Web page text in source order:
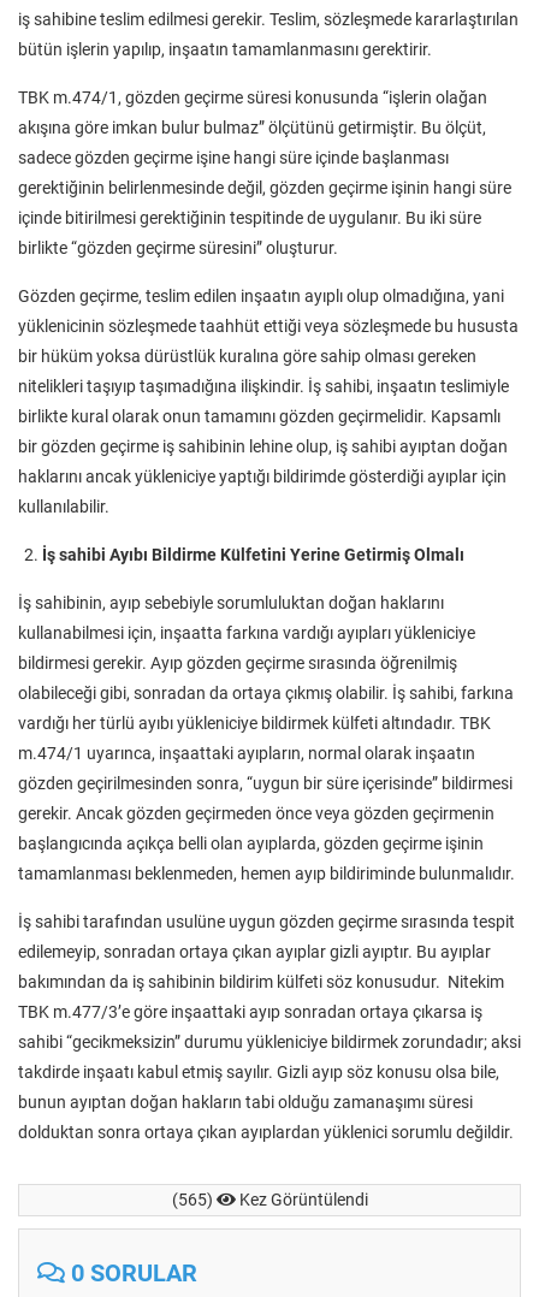
iş sahibine teslim edilmesi gerekir. Teslim, sözleşmede kararlaştırılan
bütün işlerin yapılıp, inşaatın tamamlanmasını gerektirir.
TBK m.474/1, gözden geçirme süresi konusunda “işlerin olağan
akışına göre imkan bulur bulmaz” ölçütünü getirmiştir. Bu ölçüt,
sadece gözden geçirme işine hangi süre içinde başlanması
gerektiğinin belirlenmesinde değil, gözden geçirme işinin hangi süre
içinde bitirilmesi gerektiğinin tespitinde de uygulanır. Bu iki süre
birlikte “gözden geçirme süresini” oluşturur.
Gözden geçirme, teslim edilen inşaatın ayıplı olup olmadığına, yani
yüklenicinin sözleşmede taahhüt ettiği veya sözleşmede bu hususta
bir hüküm yoksa dürüstlük kuralına göre sahip olması gereken
nitelikleri taşıyıp taşımadığına ilişkindir. İş sahibi, inşaatın teslimiyle
birlikte kural olarak onun tamamını gözden geçirmelidir. Kapsamlı
bir gözden geçirme iş sahibinin lehine olup, iş sahibi ayıptan doğan
haklarını ancak yükleniciye yaptığı bildirimde gösterdiği ayıplar için
kullanılabilir.
İş sahibi Ayıbı Bildirme Külfetini Yerine Getirmiş Olmalı
İş sahibinin, ayıp sebebiyle sorumluluktan doğan haklarını
kullanabilmesi için, inşaatta farkına vardığı ayıpları yükleniciye
bildirmesi gerekir. Ayıp gözden geçirme sırasında öğrenilmiş
olabileceği gibi, sonradan da ortaya çıkmış olabilir. İş sahibi, farkına
vardığı her türlü ayıbı yükleniciye bildirmek külfeti altındadır. TBK
m.474/1 uyarınca, inşaattaki ayıpların, normal olarak inşaatın
gözden geçirilmesinden sonra, “uygun bir süre içerisinde” bildirmesi
gerekir. Ancak gözden geçirmeden önce veya gözden geçirmenin
başlangıcında açıkça belli olan ayıplarda, gözden geçirme işinin
tamamlanması beklenmeden, hemen ayıp bildiriminde bulunmalıdır.
İş sahibi tarafından usulüne uygun gözden geçirme sırasında tespit
edilemeyip, sonradan ortaya çıkan ayıplar gizli ayıptır. Bu ayıplar
bakımından da iş sahibinin bildirim külfeti söz konusudur. Nitekim
TBK m.477/3’e göre inşaattaki ayıp sonradan ortaya çıkarsa iş
sahibi “gecikmeksizin” durumu yükleniciye bildirmek zorundadır; aksi
takdirde inşaatı kabul etmiş sayılır. Gizli ayıp söz konusu olsa bile,
bunun ayıptan doğan hakların tabi olduğu zamanaşımı süresi
dolduktan sonra ortaya çıkan ayıplardan yüklenici sorumlu değildir.
(565) Kez Görüntülendi
0 SORULAR